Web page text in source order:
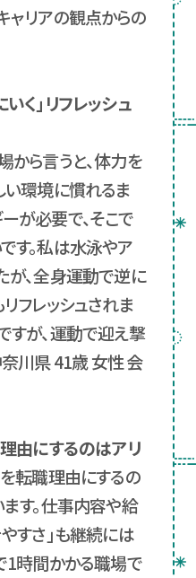
ャリアの観点からの
く」リフレッシュ
から言うと、体力を
い環境に慣れるま
が必要で、そこで
す。私は水泳やア
が、全身運動で逆に
フレッシュされま
すが、運動で迎え撃
奈川県 41歳 女性 会
由にするのはアリ
を転職理由にするの
す。仕事内容や給
すさ」も継続には
1時間かかる職場で